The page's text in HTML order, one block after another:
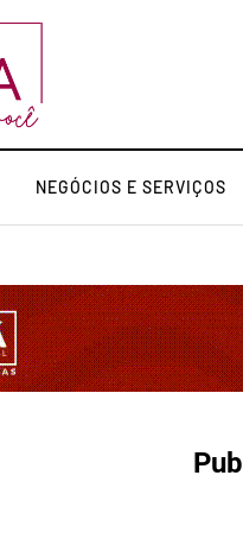
NEGÓCIOS E SERVIÇOS
Pub